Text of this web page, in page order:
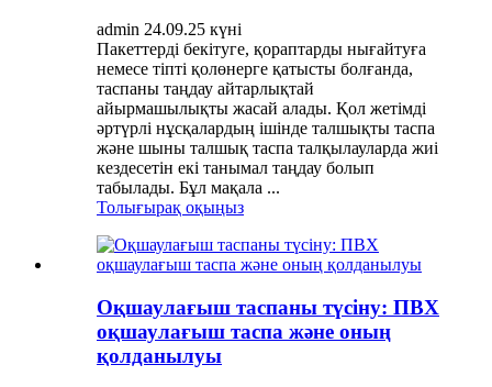
admin 24.09.25 күні
Пакеттерді бекітуге, қораптарды нығайтуға
немесе тіпті қолөнерге қатысты болғанда,
таспаны таңдау айтарлықтай
айырмашылықты жасай алады. Қол жетімді
әртүрлі нұсқалардың ішінде талшықты таспа
және шыны талшық таспа талқылауларда жиі
кездесетін екі танымал таңдау болып
табылады. Бұл мақала ...
Толығырақ оқыңыз
Оқшаулағыш таспаны түсіну: ПВХ
оқшаулағыш таспа және оның
қолданылуы